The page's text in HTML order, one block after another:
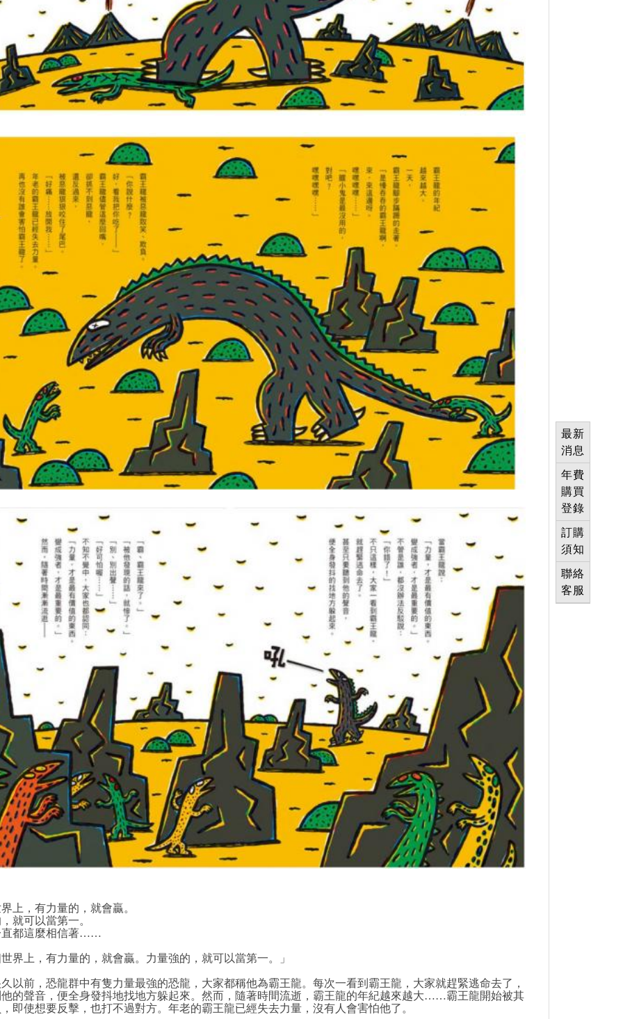
最新
消息
年費
購買
登錄
訂購
須知
聯絡
客服
，有力量的，就會贏。
可以當第一。
這麼相信著……
上，有力量的，就會贏。力量強的，就可以當第一。」
，恐龍群中有隻力量最強的恐龍，大家都稱他為霸王龍。每次一看到霸王龍，大家就趕緊逃命去了，
的聲音，便全身發抖地找地方躲起來。然而，隨著時間流逝，霸王龍的年紀越來越大……霸王龍開始被其
即使想要反擊，也打不過對方。年老的霸王龍已經失去力量，沒有人會害怕他了。